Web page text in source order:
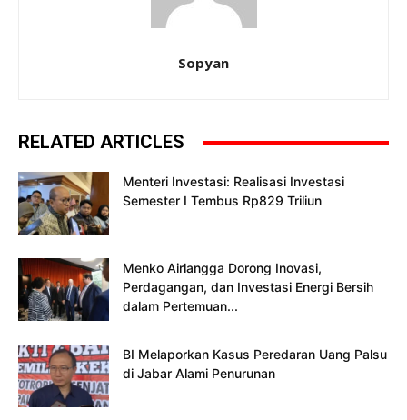
Sopyan
RELATED ARTICLES
Menteri Investasi: Realisasi Investasi
Semester I Tembus Rp829 Triliun
Menko Airlangga Dorong Inovasi,
Perdagangan, dan Investasi Energi Bersih
dalam Pertemuan...
BI Melaporkan Kasus Peredaran Uang Palsu
di Jabar Alami Penurunan